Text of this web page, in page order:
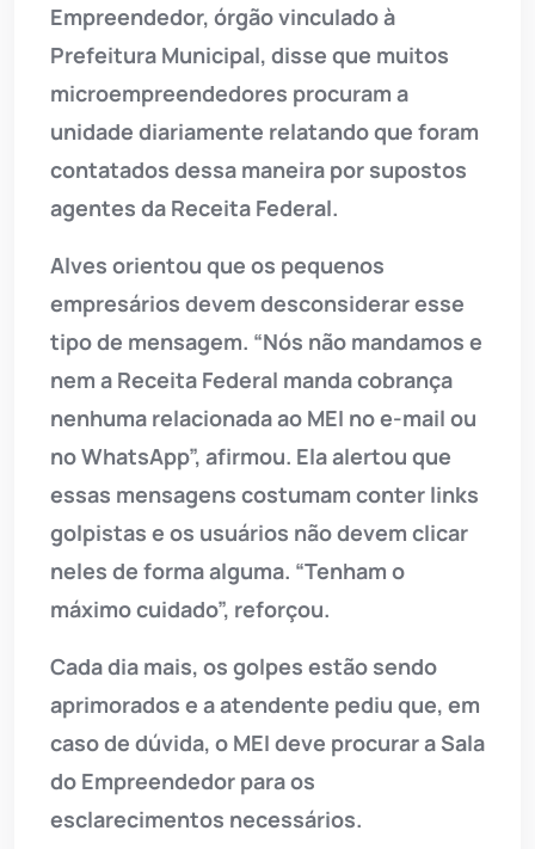
Empreendedor, órgão vinculado à
Prefeitura Municipal, disse que muitos
microempreendedores procuram a
unidade diariamente relatando que foram
contatados dessa maneira por supostos
agentes da Receita Federal.
Alves orientou que os pequenos
empresários devem desconsiderar esse
tipo de mensagem. “Nós não mandamos e
nem a Receita Federal manda cobrança
nenhuma relacionada ao MEI no e-mail ou
no WhatsApp”, afirmou. Ela alertou que
essas mensagens costumam conter links
golpistas e os usuários não devem clicar
neles de forma alguma. “Tenham o
máximo cuidado”, reforçou.
Cada dia mais, os golpes estão sendo
aprimorados e a atendente pediu que, em
caso de dúvida, o MEI deve procurar a Sala
do Empreendedor para os
esclarecimentos necessários.